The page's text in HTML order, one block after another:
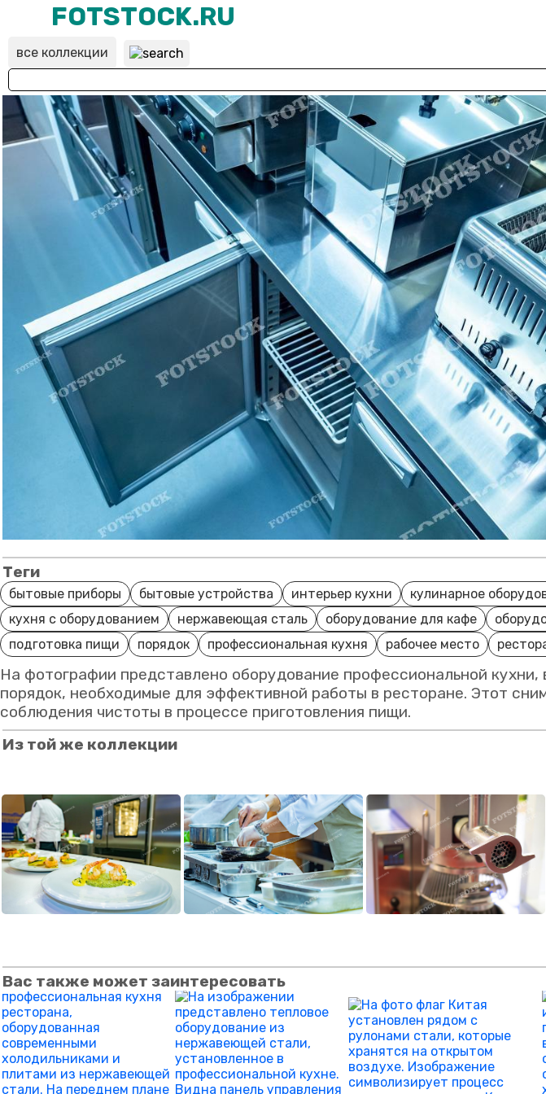
FOTSTOCK.RU
все коллекции
Теги
бытовые приборы бытовые устройства интерьер кухни кулинарное
кухня с оборудованием
нержавеющая сталь оборудование для кафе
подготовка пищи
порядок профессиональная кухня рабочее место
На фотографии представлено оборудование профессиональной
порядок, необходимые для эффективной работы в ресторане. Этот
соблюдения чистоты в процессе приготовления пищи.
Из той же коллекции
Вас также может заинтересовать